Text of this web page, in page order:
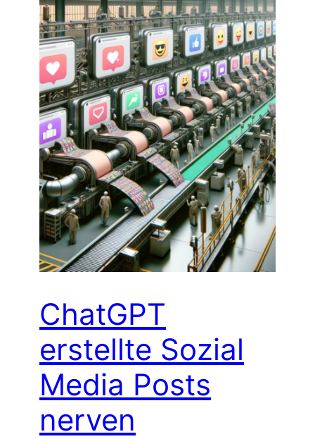
ChatGPT
erstellte Sozial
Media Posts
nerven